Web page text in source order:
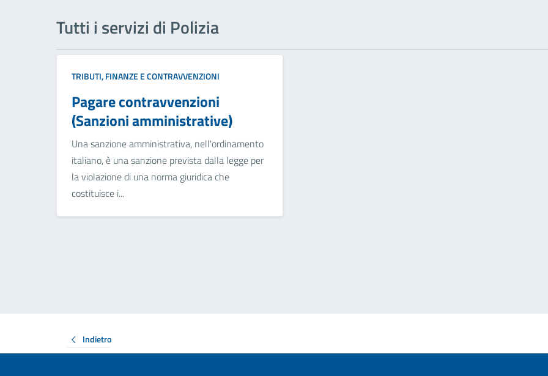
Tutti i servizi di Polizia
TRIBUTI, FINANZE E CONTRAVVENZIONI
Pagare contravvenzioni
(Sanzioni amministrative)
Una sanzione amministrativa, nell'ordinamento
italiano, è una sanzione prevista dalla legge per
la violazione di una norma giuridica che
costituisce i...
Indietro